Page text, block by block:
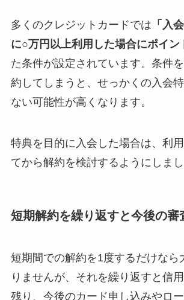
多くのクレジットカードでは 「入
に○万円以上利用した場合にポイン
た条件が設定されています。条件
約してしまうと、せっかくの入会
ない可能性が高くなります。
特典を目的に入会した場合は、利
てから解約を検討するようにしまし
短期解約を繰り返すと今後の審
短期間での解約を1度するだけなら
りませんが、それを繰り返すと信
残り、今後のカード申し込みやロ